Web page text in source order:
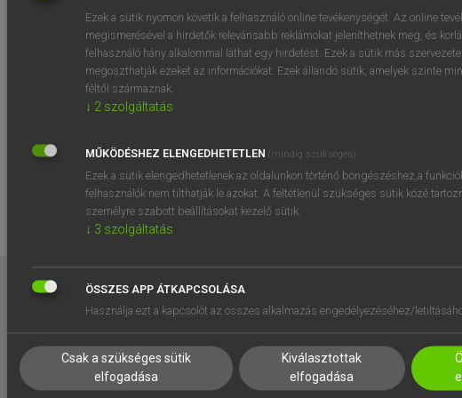
BELÉPÉS
próbaverziójának
regisztrálok és
EGYÉNI FELHASZNÁLÓKNAK
TANULÓKNAK
VÁLLALATI MEGOLDÁSOK
SÚGÓ
RÓLUNK
SÜTI BEÁLLÍTÁSOK
Ezek a sütik nyomon követik a felhasználó online tevékenységét. Az online
megismerésével a hirdetők relevánsabb reklámokat jeleníthetnek meg, és
felhasználó hány alkalommal láthat egy hirdetést. Ezek a sütik más
megoszthatják ezeket az információkat. Ezek állandó sütik, amelyek szinte
féltől származnak.
↓ 2 szolgáltatás
MŰKÖDÉSHEZ ELENGEDHETETLEN (mindig szükséges)
Ezek a sütik elengedhetetlenek az oldalunkon történő böngészéshez,a
felhasználók nem tilthatják le azokat. A feltétlenül szükséges sütik közé
személyre szabott beállításokat kezelő sütik.
↓ 3 szolgáltatás
ÖSSZES APP ÁTKAPCSOLÁSA
Használja ezt a kapcsolót az összes alkalmazás engedélyezéséhez/
Csak a szükséges sütik
elfogadása
Kiválasztottak
elfogadása